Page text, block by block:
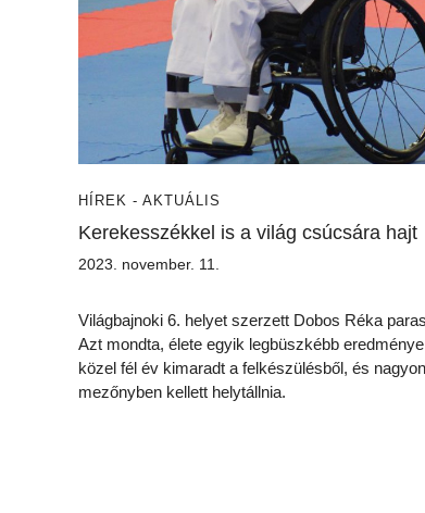
HÍREK - AKTUÁLIS
Kerekesszékkel is a világ csúcsára hajt
2023. november. 11.
Világbajnoki 6. helyet szerzett Dobos Réka
Azt mondta, élete egyik legbüszkébb
közel fél év kimaradt a felkészülésből, és
mezőnyben kellett helytállnia.